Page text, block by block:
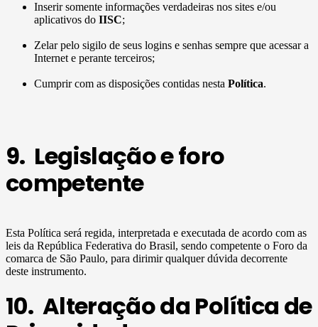
Inserir somente informações verdadeiras nos sites e/ou
aplicativos do IISC;
Zelar pelo sigilo de seus logins e senhas sempre que acessar a
Internet e perante terceiros;
Cumprir com as disposições contidas nesta Política.
9. Legislação e foro
competente
Esta Política será regida, interpretada e executada de acordo com as
leis da República Federativa do Brasil, sendo competente o Foro da
comarca de São Paulo, para dirimir qualquer dúvida decorrente
deste instrumento.
10. Alteração da Política de